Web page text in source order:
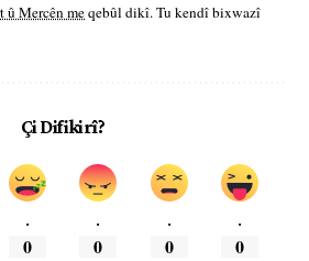
û Mercên meqebûl dikî. Tu kendî bixwazî
Çi Difikirî?
.
0
.
0
.
0
.
0